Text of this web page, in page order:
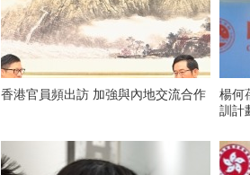
香港官員頻出訪 加強與內地交流合作
楊何
訓計